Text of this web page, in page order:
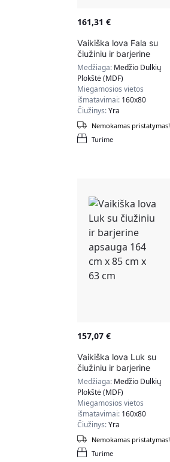
161,31 €
Vaikiška lova Fala su
čiužiniu ir barjerine
apsauga 164 cm x 85
cm x 63 cm,
drambliukas
Medžiaga: Medžio Dulkių
Plokštė (MDF)
Miegamosios vietos
išmatavimai: 160x80
Čiužinys:Yra
Turime
Nemokamas pristatymas!
157,07 €
Vaikiška lova Luk su
čiužiniu ir barjerine
apsauga 164 cm x 85
cm x 63 cm
Medžiaga: Medžio Dulkių
Plokštė (MDF)
Miegamosios vietos
išmatavimai: 160x80
Čiužinys:Yra
Turime
Nemokamas pristatymas!